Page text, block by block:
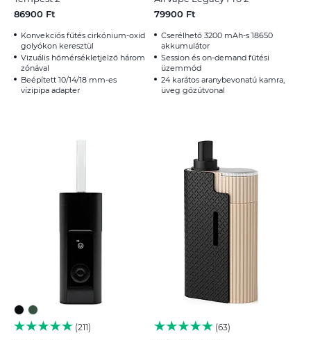
86900 Ft
Konvekciós fűtés cirkónium-oxid
golyókon keresztül
Vizuális hőmérsékletjelző három
zónával
Beépített 10/14/18 mm-es
vízipipa adapter
79900 Ft
Cserélhető 3200 mAh-s 18650
akkumulátor
Session és on-demand fűtési
üzemmód
24 karátos aranybevonatú kamra,
üveg gőzútvonal
211 63